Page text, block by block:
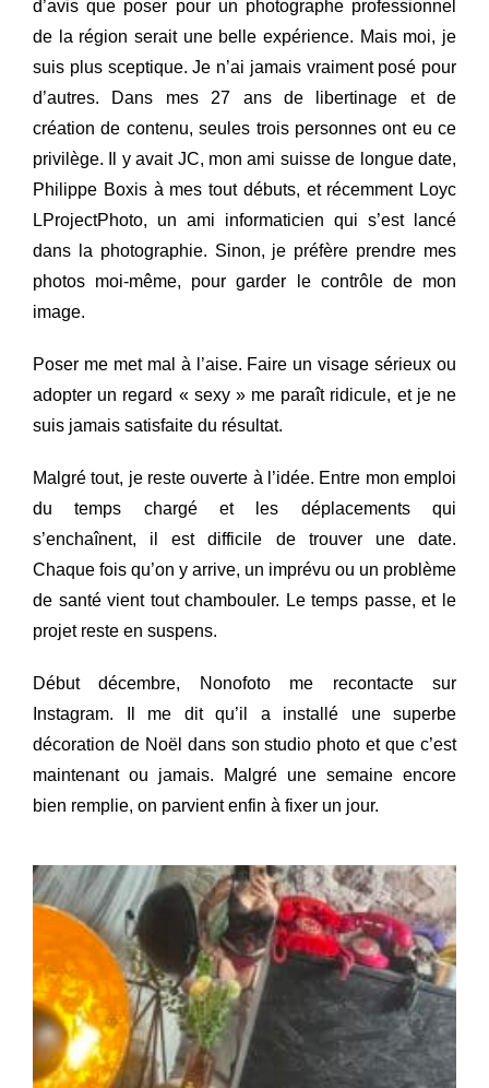
d’avis que poser pour un photographe professionnel
de la région serait une belle expérience. Mais moi, je
suis plus sceptique. Je n’ai jamais vraiment posé pour
d’autres. Dans mes 27 ans de libertinage et de
création de contenu, seules trois personnes ont eu ce
privilège. Il y avait JC, mon ami suisse de longue date,
Philippe Boxis à mes tout débuts, et récemment Loyc
LProjectPhoto, un ami informaticien qui s’est lancé
dans la photographie. Sinon, je préfère prendre mes
photos moi-même, pour garder le contrôle de mon
image.
Poser me met mal à l’aise. Faire un visage sérieux ou
adopter un regard « sexy » me paraît ridicule, et je ne
suis jamais satisfaite du résultat.
Malgré tout, je reste ouverte à l’idée. Entre mon emploi
du temps chargé et les déplacements qui
s’enchaînent, il est difficile de trouver une date.
Chaque fois qu’on y arrive, un imprévu ou un problème
de santé vient tout chambouler. Le temps passe, et le
projet reste en suspens.
Début décembre, Nonofoto me recontacte sur
Instagram. Il me dit qu’il a installé une superbe
décoration de Noël dans son studio photo et que c’est
maintenant ou jamais. Malgré une semaine encore
bien remplie, on parvient enfin à fixer un jour.